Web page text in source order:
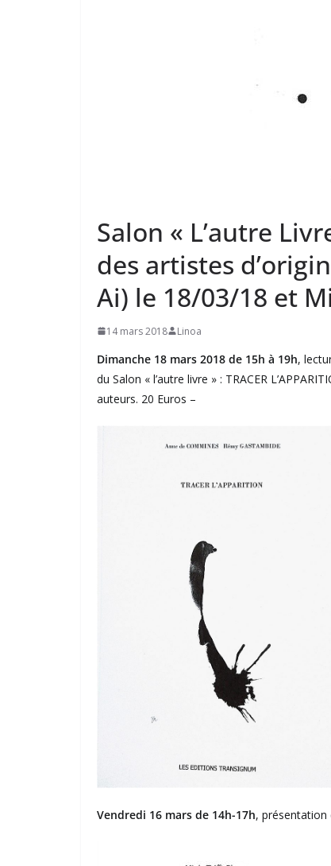
Salon « L’autre
des artistes
Ai) le 18/03/18 et
14 mars 2018 Linoa
Dimanche 18 mars 2018 de 15h à 19h,
du Salon « l’autre livre » : TRACER
auteurs. 20 Euros –
Vendredi 16 mars de 14h-17h, présentation